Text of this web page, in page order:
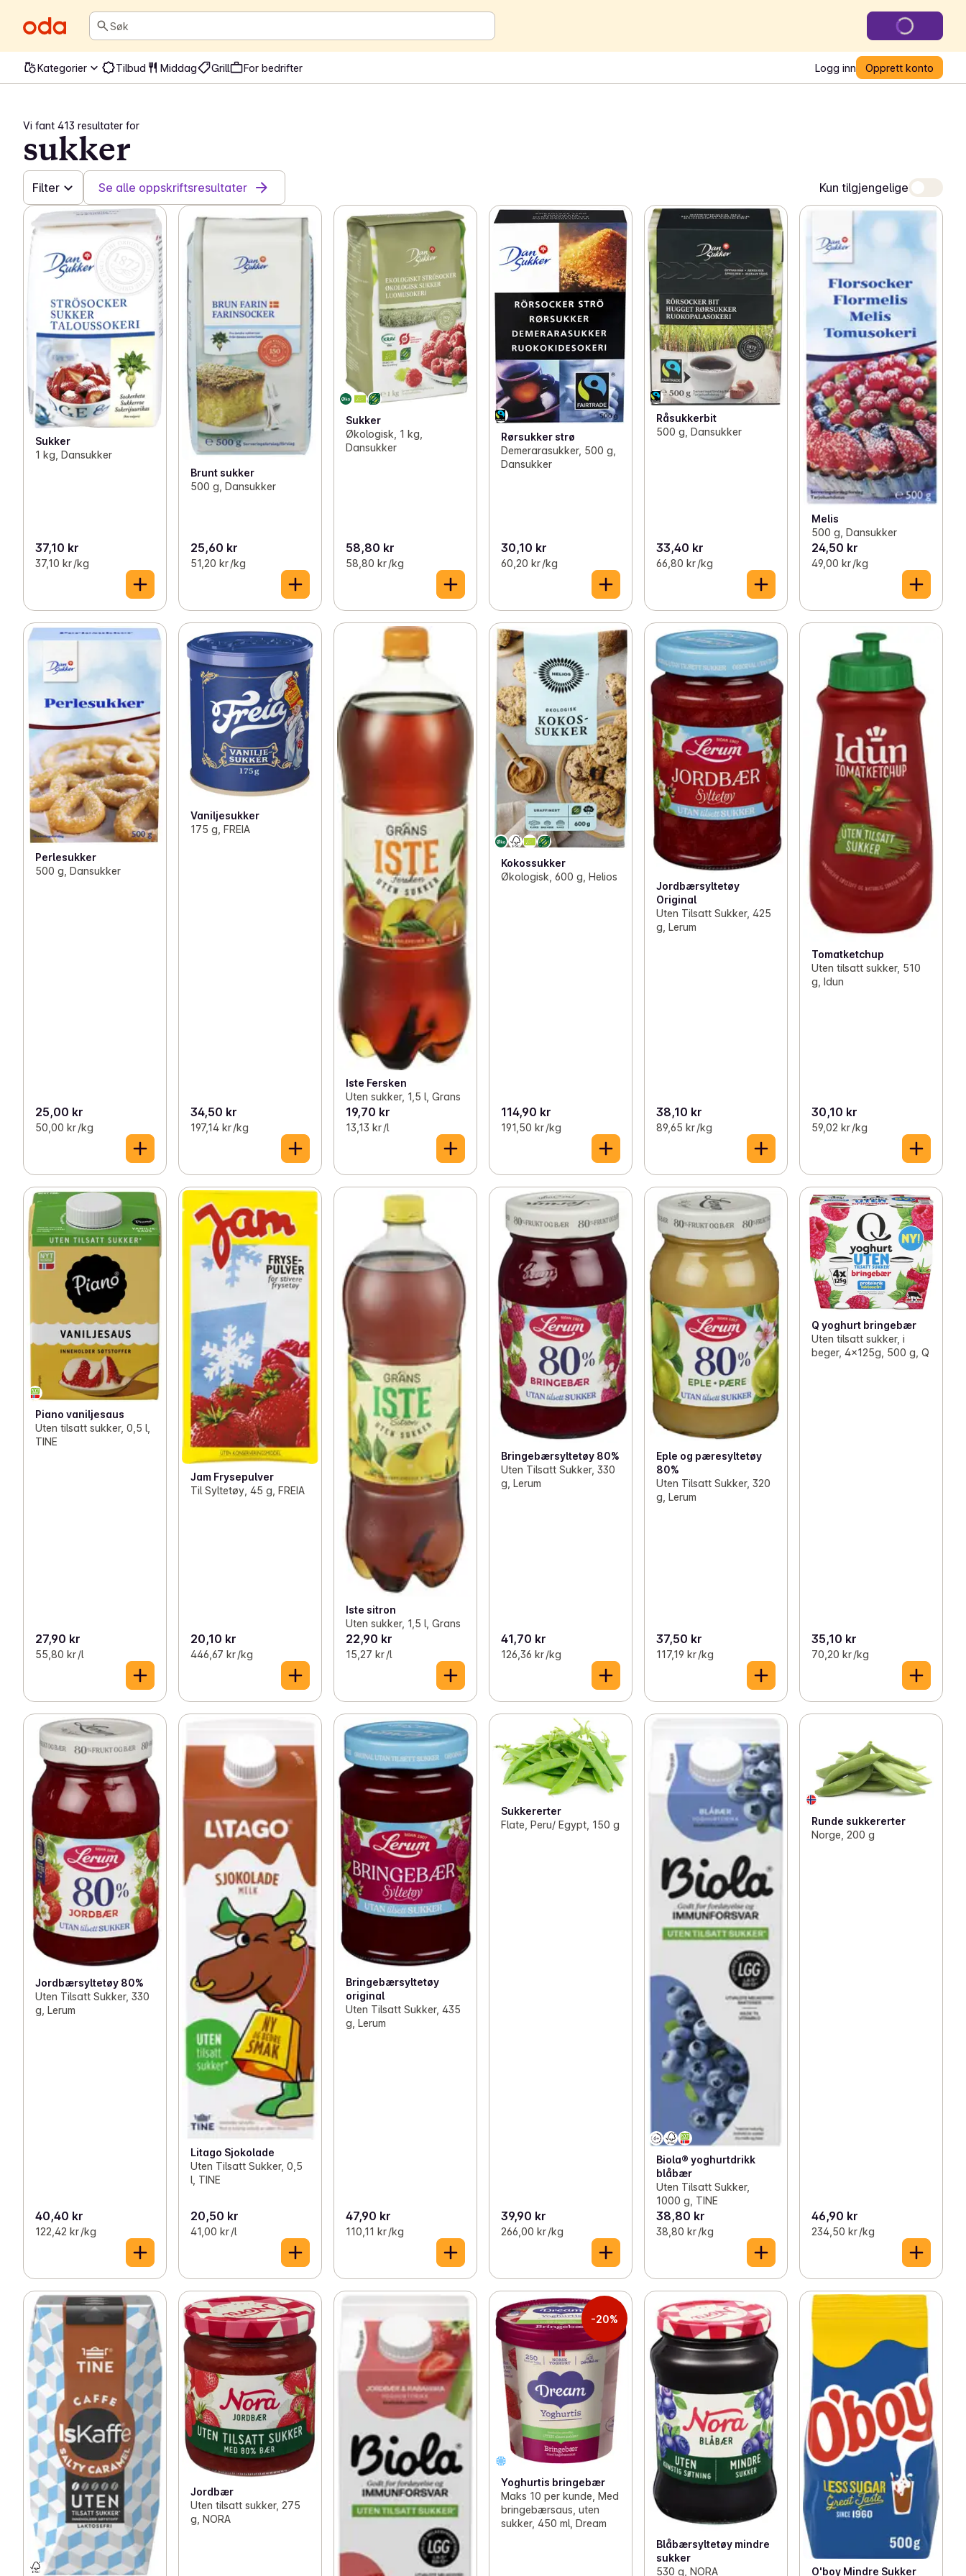
Søk
Kategorier Tilbud Middag Grill For bedrifter Logg inn Opprett konto
Vi fant 413 resultater for
sukker
Filter Se alle oppskriftsresultater Kun tilgjengelige
Sukker
1 kg, Dansukker
37,10 kr
37,10 kr /kg
Brunt sukker
500 g, Dansukker
25,60 kr
51,20 kr /kg
Sukker
Økologisk, 1 kg,
Dansukker
58,80 kr
58,80 kr /kg
Rørsukker strø
Demerarasukker, 500 g,
Dansukker
30,10 kr
60,20 kr /kg
Råsukkerbit
500 g, Dansukker
33,40 kr
66,80 kr /kg
Melis
500 g, Dansukker
24,50 kr
49,00 kr /kg
Perlesukker
500 g, Dansukker
25,00 kr
50,00 kr /kg
Vaniljesukker
175 g, FREIA
34,50 kr
197,14 kr /kg
Iste Fersken
Uten sukker, 1,5 l, Grans
19,70 kr
13,13 kr /l
Kokossukker
Økologisk, 600 g, Helios
114,90 kr
191,50 kr /kg
Jordbærsyltetøy
Original
Uten Tilsatt Sukker, 425
g, Lerum
38,10 kr
89,65 kr /kg
Tomatketchup
Uten tilsatt sukker, 510
g, Idun
30,10 kr
59,02 kr /kg
Piano vaniljesaus
Uten tilsatt sukker, 0,5 l,
TINE
27,90 kr
55,80 kr /l
Jam Frysepulver
Til Syltetøy, 45 g, FREIA
20,10 kr
446,67 kr /kg
Iste sitron
Uten sukker, 1,5 l, Grans
22,90 kr
15,27 kr /l
Bringebærsyltetøy 80%
Uten Tilsatt Sukker, 330
g, Lerum
41,70 kr
126,36 kr /kg
Eple og pæresyltetøy
80%
Uten Tilsatt Sukker, 320
g, Lerum
37,50 kr
117,19 kr /kg
Q yoghurt bringebær
Uten tilsatt sukker, i
beger, 4x125g, 500 g, Q
35,10 kr
70,20 kr /kg
Jordbærsyltetøy 80%
Uten Tilsatt Sukker, 330
g, Lerum
40,40 kr
122,42 kr /kg
Litago Sjokolade
Uten Tilsatt Sukker, 0,5
l, TINE
20,50 kr
41,00 kr /l
Bringebærsyltetøy
original
Uten Tilsatt Sukker, 435
g, Lerum
47,90 kr
110,11 kr /kg
Sukkererter
Flate, Peru/ Egypt, 150 g
39,90 kr
266,00 kr /kg
Biola® yoghurtdrikk
blåbær
Uten Tilsatt Sukker,
1000 g, TINE
38,80 kr
38,80 kr /kg
Runde sukkererter
Norge, 200 g
46,90 kr
234,50 kr /kg
Jordbær
Uten tilsatt sukker, 275
g, NORA
-20%
Yoghurtis bringebær
Maks 10 per kunde, Med
bringebærsaus, uten
sukker, 450 ml, Dream
Blåbærsyltetøy mindre
sukker
530 g, NORA
O'boy Mindre Sukker